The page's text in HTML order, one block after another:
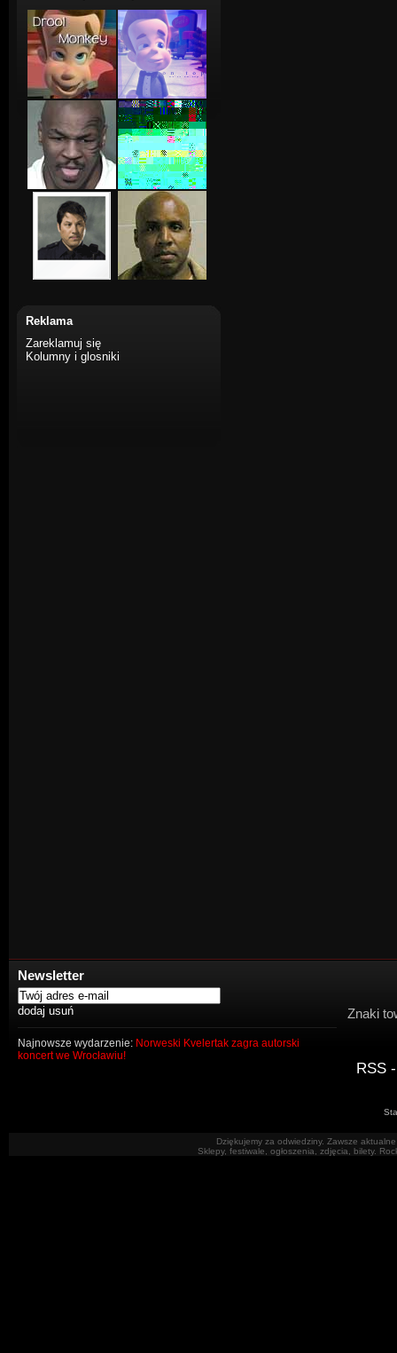
Reklama
Zareklamuj się
Kolumny i glosniki
Newsletter
Najnowsze wydarzenie: Norweski Kvelertak zagra autorski
koncert we Wrocławiu!
Znaki
RSS
Dziękujemy za odwiedziny. Zawsze
Sklepy, festiwale, ogłoszenia, zdjęcia, bilety.